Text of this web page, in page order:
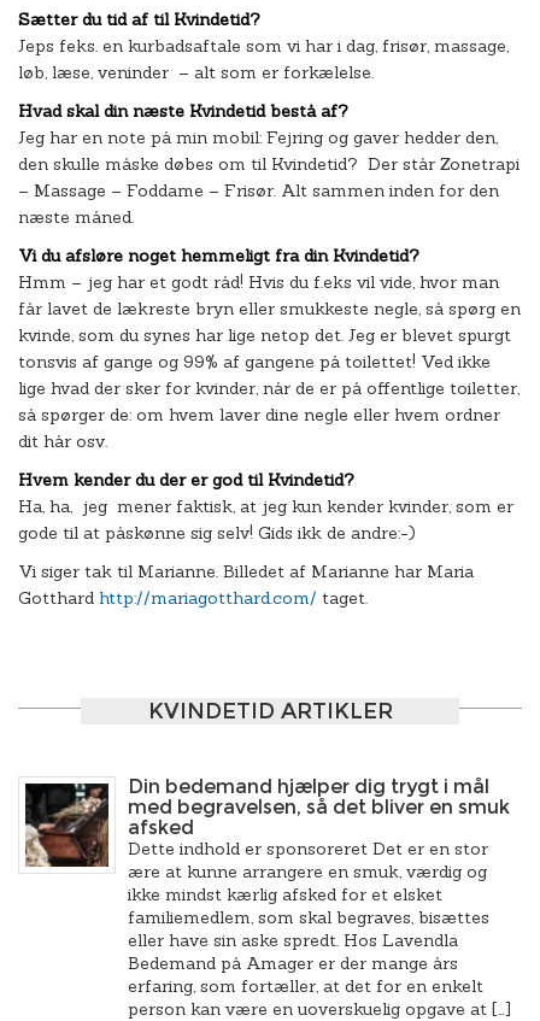
Sætter du tid af til Kvindetid?
Jeps feks. en kurbadsaftale som vi har i dag, frisør, massage,
løb, læse, veninder – alt som er forkælelse.
Hvad skal din næste Kvindetid bestå af?
Jeg har en note på min mobil: Fejring og gaver hedder den,
den skulle måske døbes om til Kvindetid? Der står Zonetrapi
– Massage – Foddame – Frisør. Alt sammen inden for den
næste måned.
Vi du afsløre noget hemmeligt fra din Kvindetid?
Hmm – jeg har et godt råd! Hvis du f.eks vil vide, hvor man
får lavet de lækreste bryn eller smukkeste negle, så spørg en
kvinde, som du synes har lige netop det. Jeg er blevet spurgt
tonsvis af gange og 99% af gangene på toilettet! Ved ikke
lige hvad der sker for kvinder, når de er på offentlige toiletter,
så spørger de: om hvem laver dine negle eller hvem ordner
dit hår osv.
Hvem kender du der er god til Kvindetid?
Ha, ha, jeg mener faktisk, at jeg kun kender kvinder, som er
gode til at påskønne sig selv! Gids ikk de andre:-)
Vi siger tak til Marianne. Billedet af Marianne har Maria
Gotthard http://mariagotthard.com/ taget.
KVINDETID ARTIKLER
Din bedemand hjælper dig trygt i mål
med begravelsen, så det bliver en smuk
afsked
Dette indhold er sponsoreret Det er en stor
ære at kunne arrangere en smuk, værdig og
ikke mindst kærlig afsked for et elsket
familiemedlem, som skal begraves, bisættes
eller have sin aske spredt. Hos Lavendla
Bedemand på Amager er der mange års
erfaring, som fortæller, at det for en enkelt
person kan være en uoverskuelig opgave at […]